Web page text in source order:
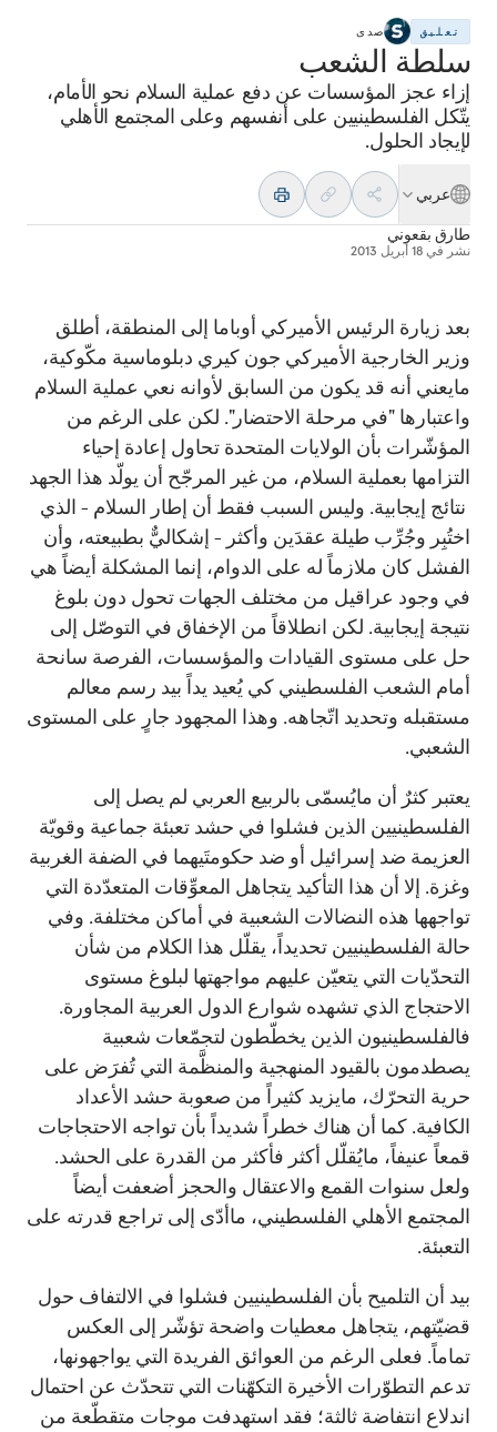
تعليق صدى
سلطة الشعب
إزاء عجز المؤسسات عن دفع عملية السلام نحو الأمام،
يتّكل الفلسطينيين على أنفسهم وعلى المجتمع الأهلي
لإيجاد الحلول.
عربي
طارق بقعوني
نشر في 18 أبريل 2013
بعد زيارة الرئيس الأميركي أوباما إلى المنطقة، أطلق
وزير الخارجية الأميركي جون كيري دبلوماسية مكّوكية،
مايعني أنه قد يكون من السابق لأوانه نعي عملية السلام
واعتبارها "في مرحلة الاحتضار". لكن على الرغم من
المؤشّرات بأن الولايات المتحدة تحاول إعادة إحياء
التزامها بعملية السلام، من غير المرجّح أن يولّد هذا الجهد
نتائج إيجابية. وليس السبب فقط أن إطار السلام - الذي
اختُبِر وجُرِّب طيلة عقدَين وأكثر - إشكاليٌّ بطبيعته، وأن
الفشل كان ملازماً له على الدوام، إنما المشكلة أيضاً هي
في وجود عراقيل من مختلف الجهات تحول دون بلوغ
نتيجة إيجابية. لكن انطلاقاً من الإخفاق في التوصّل إلى
حل على مستوى القيادات والمؤسسات، الفرصة سانحة
أمام الشعب الفلسطيني كي يُعيد يداً بيد رسم معالم
مستقبله وتحديد اتّجاهه. وهذا المجهود جارٍ على المستوى
الشعبي.
يعتبر كثرٌ أن مايُسمّى بالربيع العربي لم يصل إلى
الفلسطينيين الذين فشلوا في حشد تعبئة جماعية وقويّة
العزيمة ضد إسرائيل أو ضد حكومتَيهما في الضفة الغربية
وغزة. إلا أن هذا التأكيد يتجاهل المعوِّقات المتعدّدة التي
تواجهها هذه النضالات الشعبية في أماكن مختلفة. وفي
حالة الفلسطينيين تحديداً، يقلّل هذا الكلام من شأن
التحدّيات التي يتعيّن عليهم مواجهتها لبلوغ مستوى
الاحتجاج الذي تشهده شوارع الدول العربية المجاورة.
فالفلسطينيون الذين يخطّطون لتجمّعات شعبية
يصطدمون بالقيود المنهجية والمنظَّمة التي تُفرَض على
حرية التحرّك، مايزيد كثيراً من صعوبة حشد الأعداد
الكافية. كما أن هناك خطراً شديداً بأن تواجه الاحتجاجات
قمعاً عنيفاً، مايُقلّل أكثر فأكثر من القدرة على الحشد.
ولعل سنوات القمع والاعتقال والحجز أضعفت أيضاً
المجتمع الأهلي الفلسطيني، ماأدّى إلى تراجع قدرته على
التعبئة.
بيد أن التلميح بأن الفلسطينيين فشلوا في الالتفاف حول
قضيّتهم، يتجاهل معطيات واضحة تؤشّر إلى العكس
تماماً. فعلى الرغم من العوائق الفريدة التي يواجهونها،
تدعم التطوّرات الأخيرة التكهّنات التي تتحدّث عن احتمال
اندلاع انتفاضة ثالثة؛ فقد استهدفت موجات متقطّعة من